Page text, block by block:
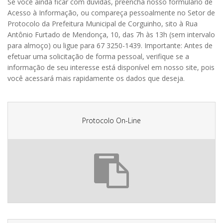
Acesso à Informação, ou compareça pessoalmente no Setor de
Protocolo da Prefeitura Municipal de Corguinho, sito à Rua
Antônio Furtado de Mendonça, 10, das 7h às 13h (sem intervalo
para almoço) ou ligue para 67 3250-1439. Importante: Antes de
efetuar uma solicitação de forma pessoal, verifique se a
informação de seu interesse está disponível em nosso site, pois
você acessará mais rapidamente os dados que deseja.
Protocolo On-Line